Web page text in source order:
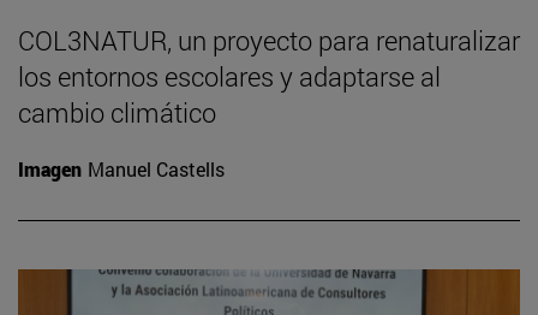
COL3NATUR, un proyecto para renaturalizar
los entornos escolares y adaptarse al
cambio climático
Imagen Manuel Castells